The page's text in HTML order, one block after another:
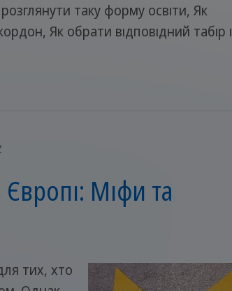
таку форму освіти, Як
Як обрати відповідний табір і
Міфи та
тих, хто